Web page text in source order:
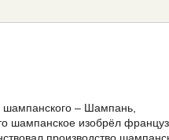
шампанского – Шампань,
шампанское изобрёл